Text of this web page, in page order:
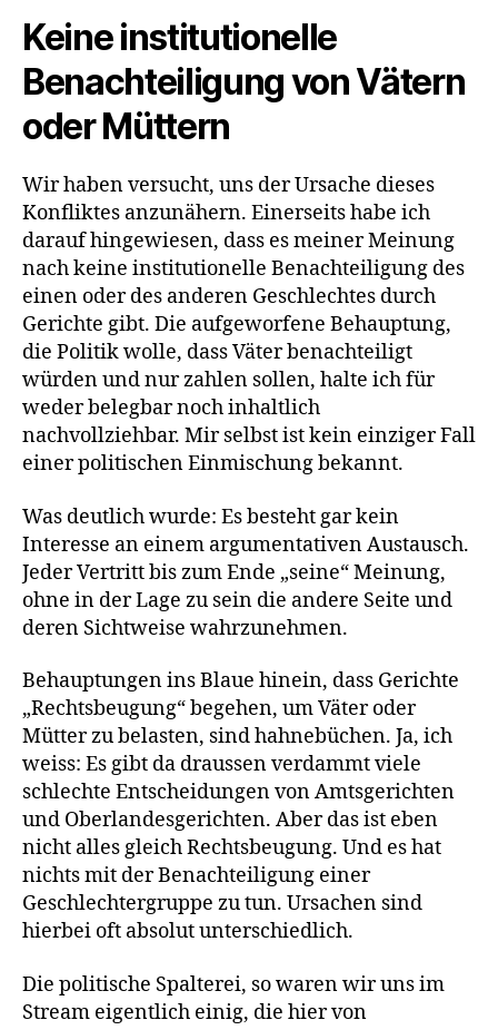
Keine institutionelle
Benachteiligung von Vätern
oder Müttern
Wir haben versucht, uns der Ursache dieses
Konfliktes anzunähern. Einerseits habe ich
darauf hingewiesen, dass es meiner Meinung
nach keine institutionelle Benachteiligung des
einen oder des anderen Geschlechtes durch
Gerichte gibt. Die aufgeworfene Behauptung,
die Politik wolle, dass Väter benachteiligt
würden und nur zahlen sollen, halte ich für
weder belegbar noch inhaltlich
nachvollziehbar. Mir selbst ist kein einziger Fall
einer politischen Einmischung bekannt.
Was deutlich wurde: Es besteht gar kein
Interesse an einem argumentativen Austausch.
Jeder Vertritt bis zum Ende „seine“ Meinung,
ohne in der Lage zu sein die andere Seite und
deren Sichtweise wahrzunehmen.
Behauptungen ins Blaue hinein, dass Gerichte
„Rechtsbeugung“ begehen, um Väter oder
Mütter zu belasten, sind hahnebüchen. Ja, ich
weiss: Es gibt da draussen verdammt viele
schlechte Entscheidungen von Amtsgerichten
und Oberlandesgerichten. Aber das ist eben
nicht alles gleich Rechtsbeugung. Und es hat
nichts mit der Benachteiligung einer
Geschlechtergruppe zu tun. Ursachen sind
hierbei oft absolut unterschiedlich.
Die politische Spalterei, so waren wir uns im
Stream eigentlich einig, die hier von